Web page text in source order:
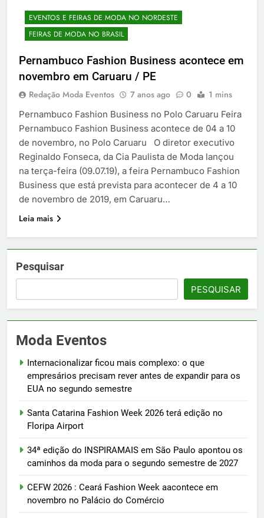
EVENTOS E FEIRAS DE MODA NO NORDESTE
FEIRAS DE MODA NO BRASIL
Pernambuco Fashion Business acontece em
novembro em Caruaru / PE
Redação Moda Eventos 7 anos ago 0 1 mins
Pernambuco Fashion Business no Polo Caruaru Feira
Pernambuco Fashion Business acontece de 04 a 10
de novembro, no Polo Caruaru O diretor executivo
Reginaldo Fonseca, da Cia Paulista de Moda lançou
na terça-feira (09.07.19), a feira Pernambuco Fashion
Business que está prevista para acontecer de 4 a 10
de novembro de 2019, em Caruaru…
Leia mais
Pesquisar
PESQUISAR
Moda Eventos
Internacionalizar ficou mais complexo: o que
empresários precisam rever antes de expandir para os
EUA no segundo semestre
Santa Catarina Fashion Week 2026 terá edição no
Floripa Airport
34ª edição do INSPIRAMAIS em São Paulo apontou os
caminhos da moda para o segundo semestre de 2027
CEFW 2026 : Ceará Fashion Week aacontece em
novembro no Palácio do Comércio